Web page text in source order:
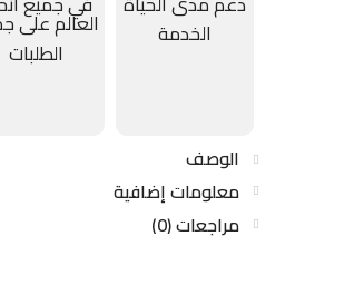
الخدمة
العالم على
الطلبات
الوصف
معلومات إضافية
مراجعات (0)